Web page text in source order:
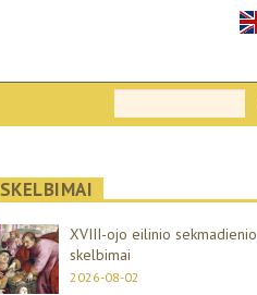
SKELBIMAI
XVIII-ojo eilinio sekmadienio
skelbimai
2026-08-02